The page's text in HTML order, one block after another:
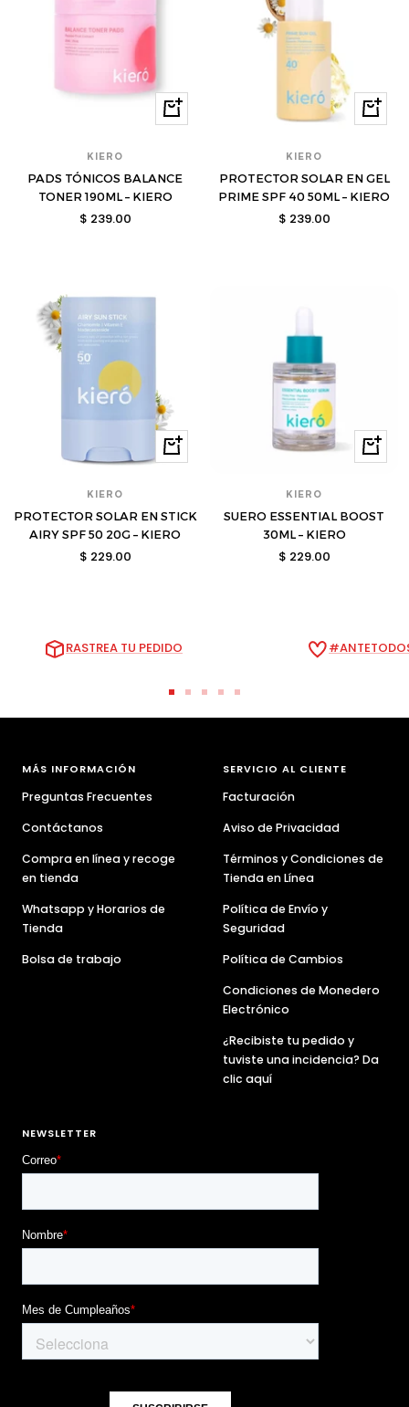
Comprar
KIERO
PADS TÓNICOS BALANCE
TONER 190ML – KIERO
Precio
$ 239.00
KIERO
PROTECTOR SOLAR EN GEL
PRIME SPF 40 50ML – KIERO
Precio
$ 239.00
Comprar
KIERO
PROTECTOR SOLAR EN STICK
AIRY SPF 50 20G – KIERO
Precio
$ 229.00
KIERO
SUERO ESSENTIAL BOOST
30ML – KIERO
Precio
$ 229.00
RASTREA TU PEDIDO
Ir
a
Ir
a
Ir
a
Ir
a
Ir
a
MÁS INFORMACIÓN
Preguntas Frecuentes
Contáctanos
Compra en línea y recoge
en tienda
Whatsapp y Horarios de
Tienda
Bolsa de trabajo
SERVICIO AL CLIENTE
Facturación
Aviso de Privacidad
Términos y Condiciones de
Tienda en Línea
Política de Envío y
Seguridad
Política de Cambios
Condiciones de Monedero
Electrónico
¿Recibiste tu pedido y
tuviste una incidencia? Da
clic aquí
NEWSLETTER